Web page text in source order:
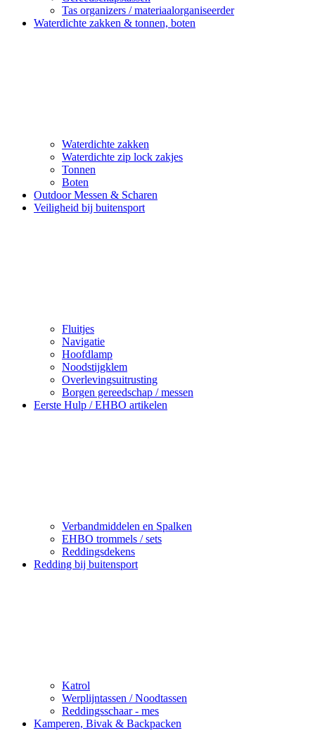
Tas organizers / materiaalorganiseerder
Waterdichte zakken & tonnen, boten
Waterdichte zakken
Waterdichte zip lock zakjes
Tonnen
Boten
Outdoor Messen & Scharen
Veiligheid bij buitensport
Fluitjes
Navigatie
Hoofdlamp
Noodstijgklem
Overlevingsuitrusting
Borgen gereedschap / messen
Eerste Hulp / EHBO artikelen
Verbandmiddelen en Spalken
EHBO trommels / sets
Reddingsdekens
Redding bij buitensport
Katrol
Werplijntassen / Noodtassen
Reddingsschaar - mes
Kamperen, Bivak & Backpacken